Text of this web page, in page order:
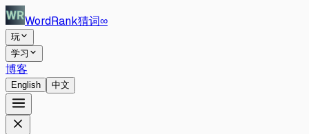
WordRank猜词∞
玩
学习
博客
English 中文